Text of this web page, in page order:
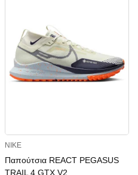
NIKE
Παπούτσια REACT PEGASUS
TRAIL 4 GTX V2